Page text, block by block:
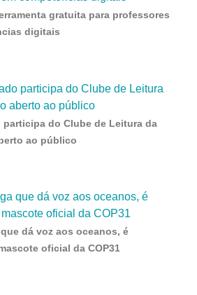
gratuita para professores
digitais
participa do Clube de Leitura da
ao público
dá voz aos oceanos, é
oficial da COP31